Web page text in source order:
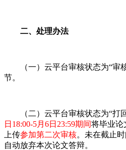
二、处理办法
（一）云平台审核状态为“审
节。
（二）云平台审核状态为“打回
日18:00-5月6日23:59期间将毕业论
上传参加第二次审核。未在截止
自动放弃本次论文答辩。